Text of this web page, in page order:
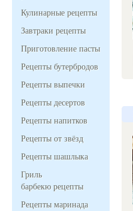
Кулинарные рецепты
Завтраки рецепты
Приготовление пасты
Рецепты бутербродов
Рецепты выпечки
Рецепты десертов
Рецепты напитков
Рецепты от звёзд
Рецепты шашлыка
Гриль
барбекю рецепты
Рецепты маринада